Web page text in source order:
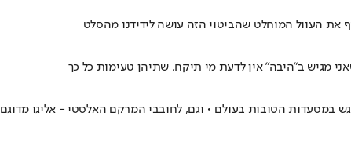
את העוול המוחלט שהביטוי הזה עושה לידידנו מהסלט
מגיש ב"היבה" אין לדעת מי תיקח, שתיהן טעימות כל כך
במסעדות הטובות בעולם • וגם, לחובבי המרקם האלסטי - אליגו מדוגם